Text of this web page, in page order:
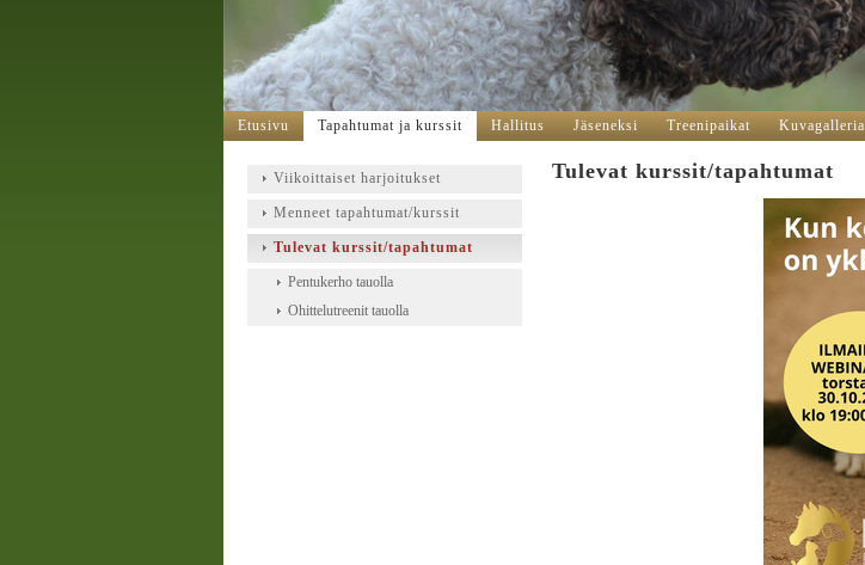
Etusivu Tapahtumat ja kurssit Hallitus Jäseneksi Treenipaikat Kuvagalleria
Tulevat kurssit/tapahtumat
Viikoittaiset harjoitukset
Menneet tapahtumat/kurssit
Tulevat kurssit/tapahtumat
Pentukerho tauolla
Ohittelutreenit tauolla